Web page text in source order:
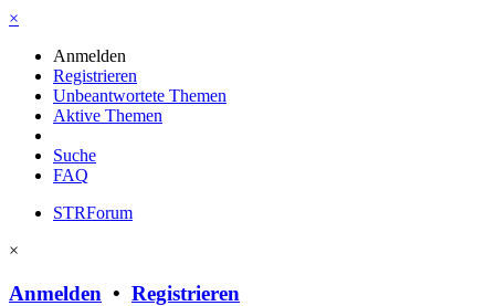
×
Anmelden
Registrieren
Unbeantwortete Themen
Aktive Themen
Suche
FAQ
STRForum
×
Anmelden • Registrieren